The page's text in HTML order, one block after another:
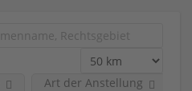
Art der Anstellung